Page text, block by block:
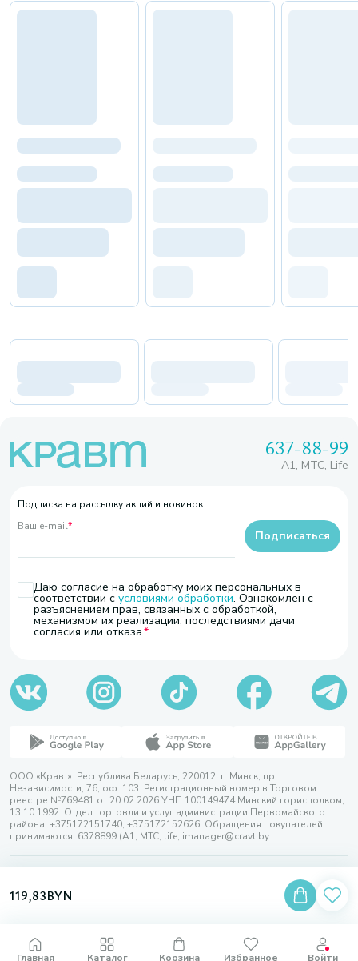
119,83BYN
637-88-99
A1, МТС, Life
Подписка на рассылку акций и новинок
Ваш e-mail*
Даю согласие на обработку моих персональных в
соответствии с условиями обработки. Ознакомлен с
разъяснением прав, связанных с обработкой,
механизмом их реализации, последствиями дачи
согласия или отказа.
Подписаться
ООО «Кравт». Республика Беларусь, 220012, г. Минск, пр.
Независимости, 76, оф. 103. Регистрационный номер в Торговом
реестре №769481 от 20.02.2026 УНП 100149474 Минский горисполком,
13.10.1992. Отдел торговли и услуг администрации Первомайского
района, +375172151740; +375172152626. Обращения покупателей
принимаются: 6378899 (А1, МТС, life, imanager@cravt.by.
Разработка сайта — SLAM
Выбор настроек Cookie
Главная Каталог Корзина Избранное Войти